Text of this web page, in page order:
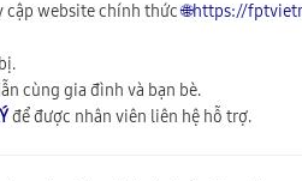
cập website chính thức🌐https://
cùng gia đình và bạn bè.
để được nhân viên liên hệ hỗ trợ.